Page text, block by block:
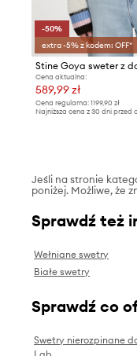
-50%
extra -5% z kodem: OFF*
Stine Goya sweter z
Cena aktualna:
589,99 zł
Cena regularna: 1199,90 zł
Najniższa cena z 30 dni przed
Jeśli na stronie
poniżej. Możliwe, że
Sprawdź też
Wełniane swetry
Białe swetry
Sprawdź co
Swetry nierozpinane